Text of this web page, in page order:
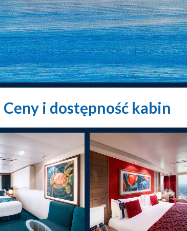
Ceny i dostępność kabin